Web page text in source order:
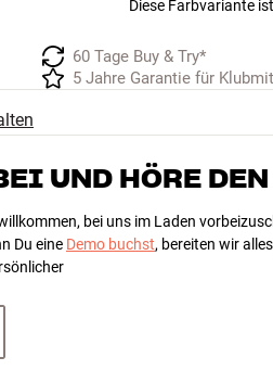
Diese Farbvariante
60 Tage Buy & Try*
5 Jahre Garantie für
UND HÖRE
bei uns im Laden
Du eine Demo buchst, bereiten wir